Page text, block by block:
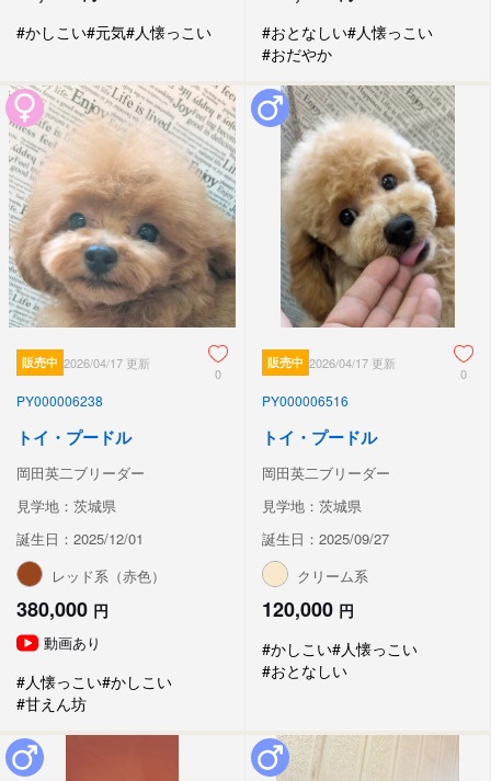
#かしこい#元気#人懐っこい
#おとなしい#人懐っこい
#おだやか
販売中 2026/04/17 更新
0
PY000006238
トイ・プードル
岡田英二ブリーダー
見学地：茨城県
誕生日：2025/12/01
レッド系（赤色）
380,000 円
動画あり
#人懐っこい#かしこい
#甘えん坊
販売中 2026/04/17 更新
0
PY000006516
トイ・プードル
岡田英二ブリーダー
見学地：茨城県
誕生日：2025/09/27
クリーム系
120,000 円
#かしこい#人懐っこい
#おとなしい